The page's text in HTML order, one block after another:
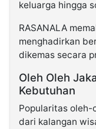
keluarga hingga
RASANALA
menghadirkan
dikemas secara
Oleh Oleh
Kebutuhan
Popularitas
dari kalangan